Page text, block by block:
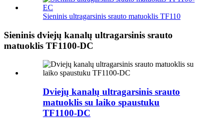
Sieninis ultragarsinis srauto matuoklis TF110
Sieninis dviejų kanalų ultragarsinis srauto
matuoklis TF1100-DC
Dviejų kanalų ultragarsinis srauto
matuoklis su laiko spaustuku
TF1100-DC